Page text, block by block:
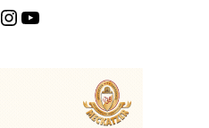
InstagramYouTube